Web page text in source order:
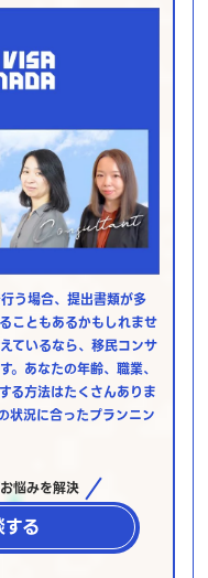
う場合、提出書類が多
こともあるかもしれませ
ているなら、移民コンサ
。あなたの年齢、職業、
る方法はたくさんありま
状況に合ったプランニン
悩みを解決
る